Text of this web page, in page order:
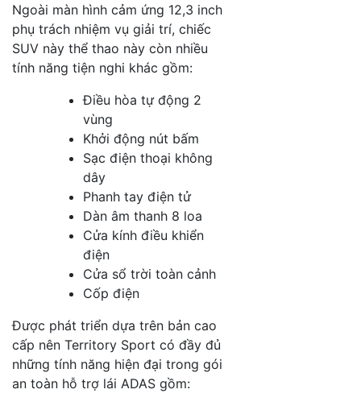
Ngoài màn hình cảm ứng 12,3 inch
phụ trách nhiệm vụ giải trí, chiếc
SUV này thể thao này còn nhiều
tính năng tiện nghi khác gồm:
Điều hòa tự động 2
vùng
Khởi động nút bấm
Sạc điện thoại không
dây
Phanh tay điện tử
Dàn âm thanh 8 loa
Cửa kính điều khiển
điện
Cửa sổ trời toàn cảnh
Cốp điện
Được phát triển dựa trên bản cao
cấp nên Territory Sport có đầy đủ
những tính năng hiện đại trong gói
an toàn hỗ trợ lái ADAS gồm: